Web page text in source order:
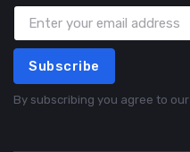
Subscribe
By subscribing you agree to our